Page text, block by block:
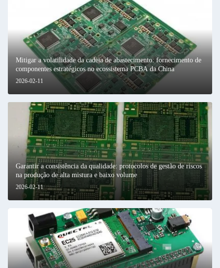
2026-02-11
Mitigar a volatilidade da cadeia de abastecimento: fornecimento de
componentes estratégicos no ecossistema PCBA da China
2026-02-11
Garantir a consistência da qualidade: protocolos de gestão de riscos
na produção de alta mistura e baixo volume